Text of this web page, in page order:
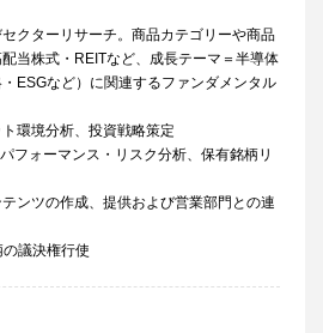
クターリサーチ。商品カテゴリーや商品
当株式・REITなど、成長テーマ＝半導体
ESGなど）に関連するファンダメンタル
環境分析、投資戦略策定
フォーマンス・リスク分析、保有銘柄リ
ンツの作成、提供および営業部門との連
の議決権行使